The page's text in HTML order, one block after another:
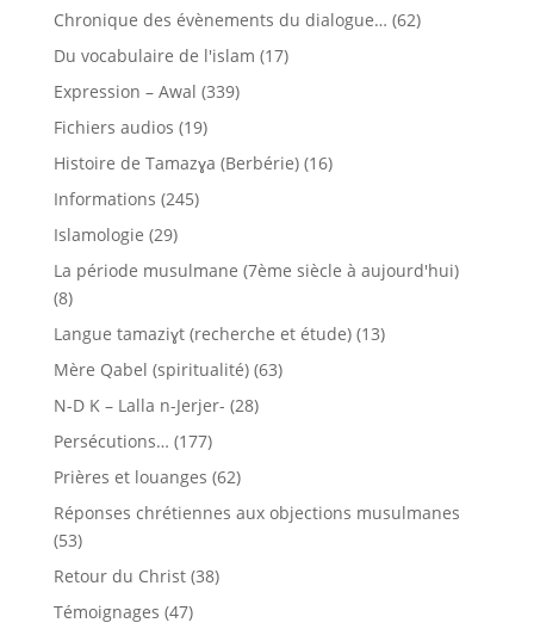
Chronique des évènements du dialogue… (62)
Du vocabulaire de l'islam (17)
Expression – Awal (339)
Fichiers audios (19)
Histoire de Tamazɣa (Berbérie)(16)
Informations (245)
Islamologie (29)
La période musulmane (7ème siècle à aujourd'hui)
(8)
Langue tamaziɣt (recherche et étude)(13)
Mère Qabel (spiritualité)(63)
N-D K – Lalla n-Jerjer- (28)
Persécutions… (177)
Prières et louanges (62)
Réponses chrétiennes aux objections musulmanes
(53)
Retour du Christ(38)
Témoignages (47)